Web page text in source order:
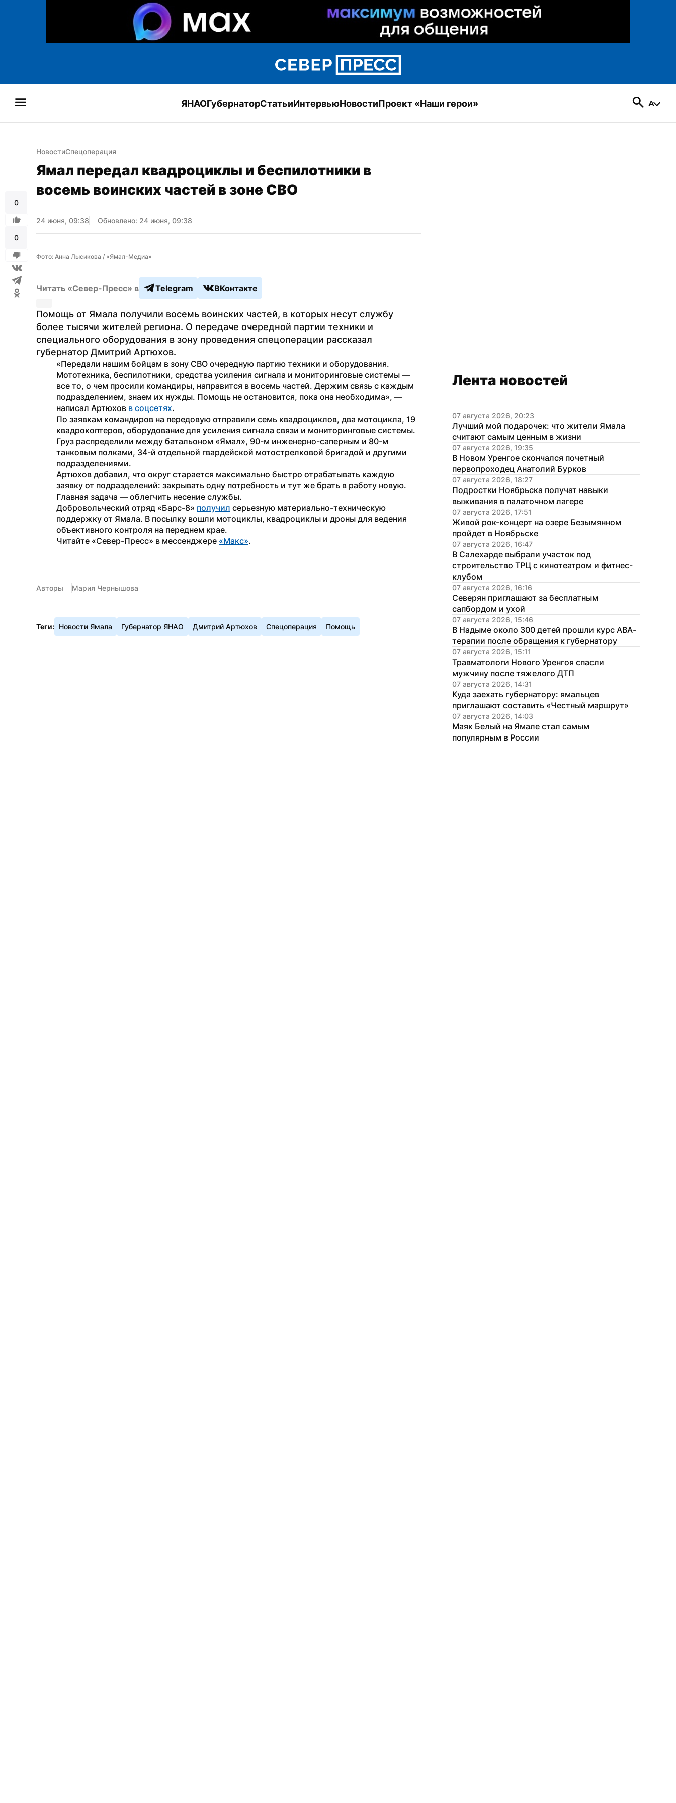
ЯНАОГубернаторСтатьиИнтервьюНовостиПроект «Наши герои»
0
0
НовостиСпецоперация
Ямал передал квадроциклы и беспилотники в
восемь воинских частей в зоне СВО
24 июня, 09:38 Обновлено: 24 июня, 09:38
Фото: Анна Лысикова / «Ямал-Медиа»
Читать «Север-Пресс» в Telegram ВКонтакте
Помощь от Ямала получили восемь воинских частей, в которых несут службу
более тысячи жителей региона. О передаче очередной партии техники и
специального оборудования в зону проведения спецоперации рассказал
губернатор Дмитрий Артюхов.
«Передали нашим бойцам в зону СВО очередную партию техники и оборудования.
Мототехника, беспилотники, средства усиления сигнала и мониторинговые системы —
все то, о чем просили командиры, направится в восемь частей. Держим связь с каждым
подразделением, знаем их нужды. Помощь не остановится, пока она необходима», —
написал Артюхов в соцсетях.
По заявкам командиров на передовую отправили семь квадроциклов, два мотоцикла, 19
квадрокоптеров, оборудование для усиления сигнала связи и мониторинговые системы.
Груз распределили между батальоном «Ямал», 90-м инженерно-саперным и 80-м
танковым полками, 34-й отдельной гвардейской мотострелковой бригадой и другими
подразделениями.
Артюхов добавил, что округ старается максимально быстро отрабатывать каждую
заявку от подразделений: закрывать одну потребность и тут же брать в работу новую.
Главная задача — облегчить несение службы.
Добровольческий отряд «Барс-8» получил серьезную материально-техническую
поддержку от Ямала. В посылку вошли мотоциклы, квадроциклы и дроны для ведения
объективного контроля на переднем крае.
Читайте «Север-Пресс» в мессенджере «Макс».
Авторы Мария Чернышова
Теги: Новости Ямала Губернатор ЯНАО Дмитрий Артюхов Спецоперация Помощь
Лента новостей
07 августа 2026, 20:23
Лучший мой подарочек: что жители Ямала
считают самым ценным в жизни
07 августа 2026, 19:35
В Новом Уренгое скончался почетный
первопроходец Анатолий Бурков
07 августа 2026, 18:27
Подростки Ноябрьска получат навыки
выживания в палаточном лагере
07 августа 2026, 17:51
Живой рок-концерт на озере Безымянном
пройдет в Ноябрьске
07 августа 2026, 16:47
В Салехарде выбрали участок под
строительство ТРЦ с кинотеатром и фитнес-
клубом
07 августа 2026, 16:16
Северян приглашают за бесплатным
сапбордом и ухой
07 августа 2026, 15:46
В Надыме около 300 детей прошли курс АВА-
терапии после обращения к губернатору
07 августа 2026, 15:11
Травматологи Нового Уренгоя спасли
мужчину после тяжелого ДТП
07 августа 2026, 14:31
Куда заехать губернатору: ямальцев
приглашают составить «Честный маршрут»
07 августа 2026, 14:03
Маяк Белый на Ямале стал самым
популярным в России